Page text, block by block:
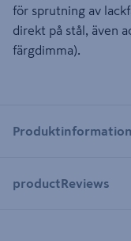
för sprutning av
direkt på stål, även
färgdimma).
Produktinformation
productReviews